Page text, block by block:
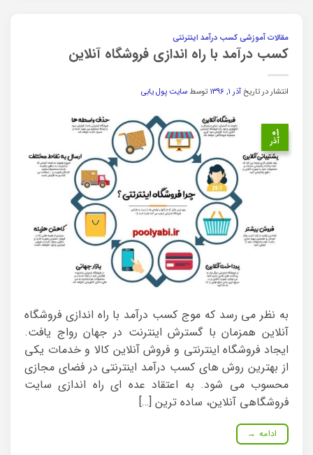
مقالات آموزشی کسب درآمد اینترنتی
کسب درآمد با راه اندازی فروشگاه آنلاین
انتشار در تاریخآذر ۱, ۱۳۹۶ توسط سایت پول یابی
۰۱
آذر
به نظر می رسد که موج کسب درآمد با راه اندازی فروشگاه
آنلاین همزمان با گسترش اینترنت در جهان رواج یافت.
ایجاد فروشگاه اینترنتی و فروش آنلاین کالا و خدمات یکی
از بهترین روش های کسب درآمد اینترنتی در فضای مجازی
محسوب می شود. به اعتقاد عده ای راه اندازی سایت
فروشگاهی آنلاین، ساده ترین […]
ادامه →